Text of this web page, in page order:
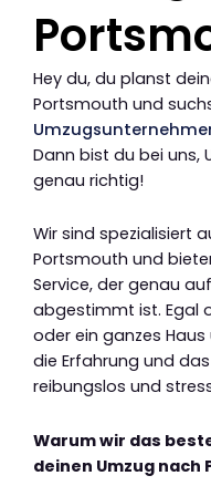
Hey du, du planst
Portsmouth und
Dann bist du bei uns,
genau richtig!
Wir sind spezialisiert
Portsmouth und
Service, der genau
abgestimmt ist. Egal
oder ein ganzes
die Erfahrung und
reibungslos und
Warum wir das
deinen Umzug